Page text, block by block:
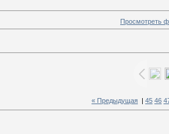
Просмотреть
« Предыдущая 45 46